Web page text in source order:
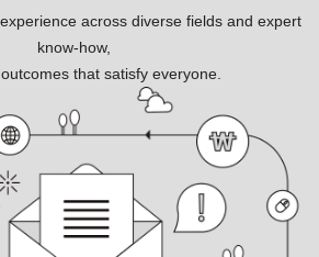
리오
across diverse fields and expert
know-how,
that satisfy everyone.